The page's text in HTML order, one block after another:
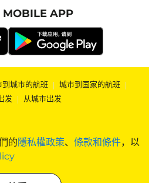
的隱私權政策、 條款和條件，以
MOBILE APP
到城市的航班 | 城市到国家的航班 |
发 | 从城市出发